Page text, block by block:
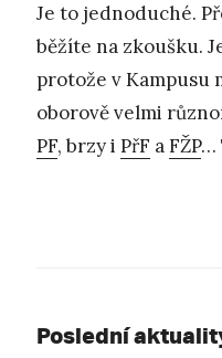
Je to jednoduché.
běžíte na zkoušku.
protože v Kampusu
oborově velmi
PF, brzy i PřF aFŽP…
Poslední